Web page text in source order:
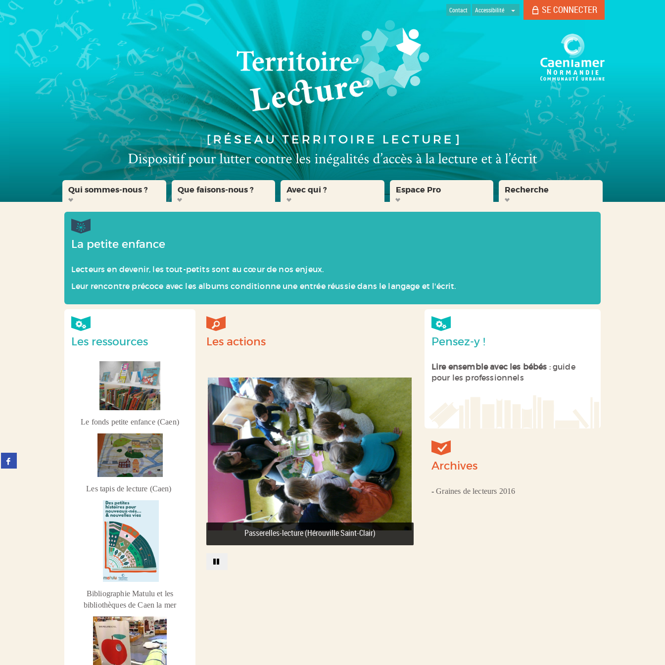
Aller
menu
Aller
contenu
Aller
la
recherche
Contact Accessibilité SE CONNECTER
Qui sommes-nous ? Que faisons-nous ? Avec qui ? Espace Pro Recherche
Partager
sur
La petite enfance
Lecteurs en devenir, les tout-petits sont au cœur de nos enjeux.
Leur rencontre précoce avec les albums conditionne une entrée réussie dans le langage et l'écrit.
Les ressources
Le fonds petite enfance (Caen)
Les tapis de lecture (Caen)
Bibliographie Matulu et les
bibliothèques de Caen la mer
Les actions
Sensibilisation à la pratique du kamishibaï - retour en images
Pensez-y !
Lire ensemble avec les bébés : guide
pour les professionnels
Archives
-Graines de lecteurs 2016